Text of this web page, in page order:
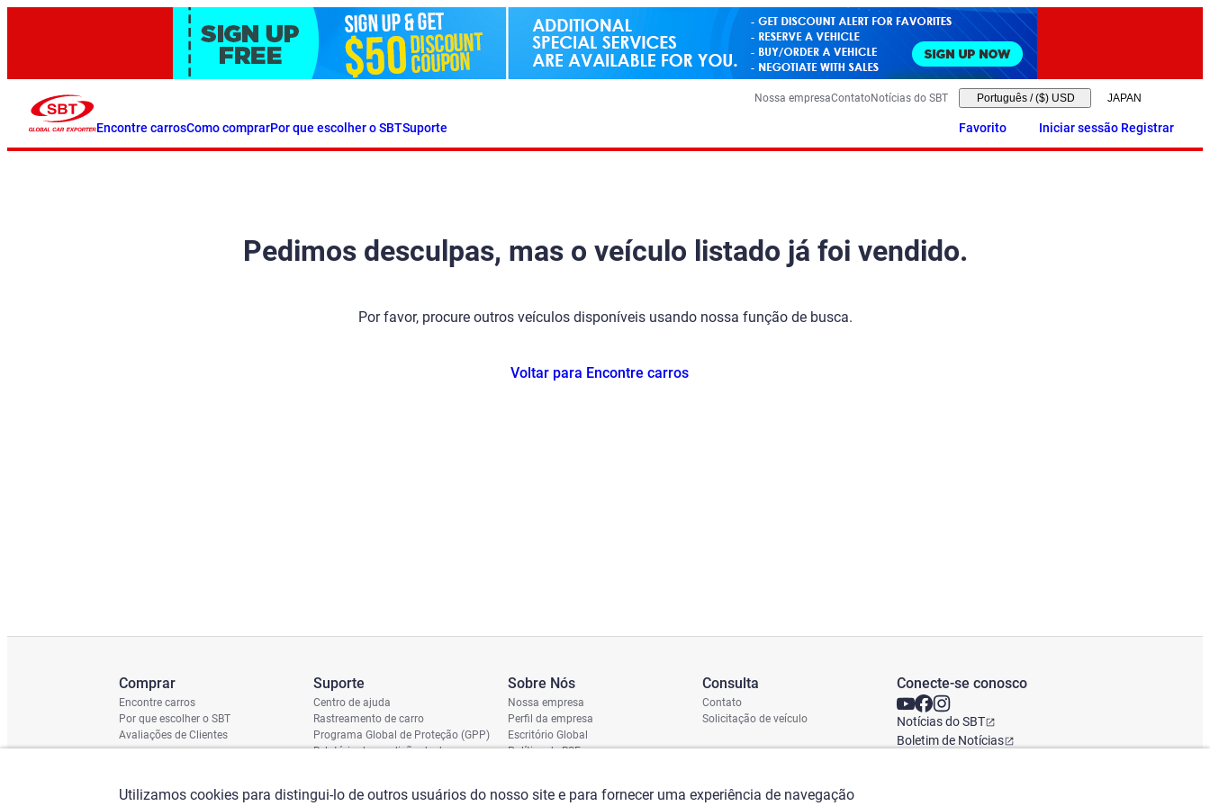
Encontre carrosComo comprarPor que escolher o SBTSuporte
Nossa empresaContatoNotícias do SBT Português / ($) USD
Favorito Iniciar sessão Registrar
Pedimos desculpas, mas o veículo listado já foi vendido.
Por favor, procure outros veículos disponíveis usando nossa função de busca.
Voltar para Encontre carros
Comprar
Encontre carros
Por que escolher o SBT
Avaliações de Clientes
Suporte
Centro de ajuda
Rastreamento de carro
Programa Global de Proteção (GPP)
Relatório de condição de dano
Sobre Nós
Nossa empresa
Perfil da empresa
Escritório Global
Política de RSE
Consulta
Contato
Solicitação de veículo
Conecte-se conosco
Notícias do SBT
Boletim de Notícias
Utilizamos cookies para distingui-lo de outros usuários do nosso site e para fornecer uma experiência de navegação